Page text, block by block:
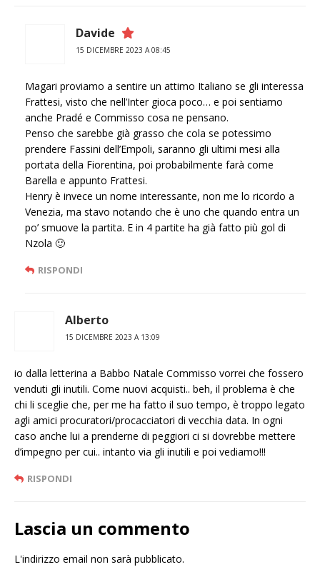
Davide
15 DICEMBRE 2023 A 08:45
Magari proviamo a sentire un attimo Italiano se gli interessa
Frattesi, visto che nell’Inter gioca poco… e poi sentiamo
anche Pradé e Commisso cosa ne pensano.
Penso che sarebbe già grasso che cola se potessimo
prendere Fassini dell’Empoli, saranno gli ultimi mesi alla
portata della Fiorentina, poi probabilmente farà come
Barella e appunto Frattesi.
Henry è invece un nome interessante, non me lo ricordo a
Venezia, ma stavo notando che è uno che quando entra un
po’ smuove la partita. E in 4 partite ha già fatto più gol di
Nzola 🙂
RISPONDI
Alberto
15 DICEMBRE 2023 A 13:09
io dalla letterina a Babbo Natale Commisso vorrei che fossero
venduti gli inutili. Come nuovi acquisti.. beh, il problema è che
chi li sceglie che, per me ha fatto il suo tempo, è troppo legato
agli amici procuratori/procacciatori di vecchia data. In ogni
caso anche lui a prenderne di peggiori ci si dovrebbe mettere
d’impegno per cui.. intanto via gli inutili e poi vediamo!!!
RISPONDI
Lascia un commento
L'indirizzo email non sarà pubblicato.